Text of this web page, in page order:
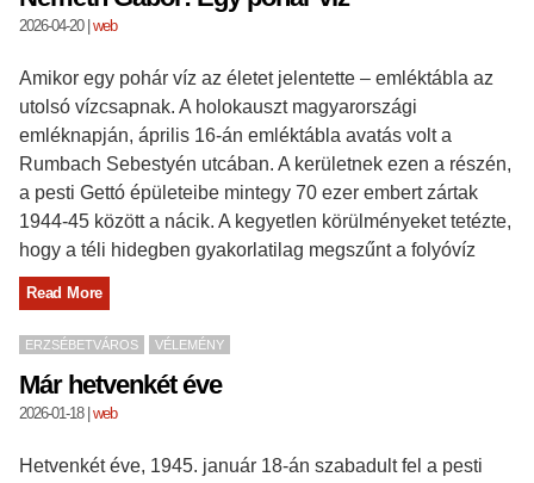
2026-04-20| web
Amikor egy pohár víz az életet jelentette – emléktábla az
utolsó vízcsapnak. A holokauszt magyarországi
emléknapján, április 16-án emléktábla avatás volt a
Rumbach Sebestyén utcában. A kerületnek ezen a részén,
a pesti Gettó épületeibe mintegy 70 ezer embert zártak
1944-45 között a nácik. A kegyetlen körülményeket tetézte,
hogy a téli hidegben gyakorlatilag megszűnt a folyóvíz
Read More
ERZSÉBETVÁROS VÉLEMÉNY
Már hetvenkét éve
2026-01-18| web
Hetvenkét éve, 1945. január 18-án szabadult fel a pesti